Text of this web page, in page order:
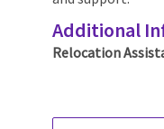
Additional
Relocation